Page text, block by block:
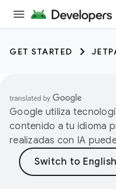
GET STARTED
Google utiliza
contenido a tu idioma
realizadas con IA